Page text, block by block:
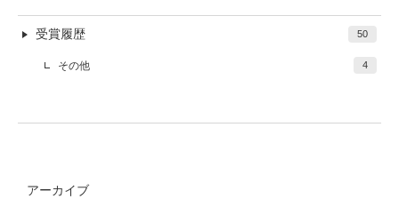
受賞履歴 50
その他 4
アーカイブ